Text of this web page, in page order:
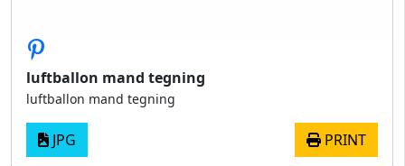
luftballon mand tegning
luftballon mand tegning
JPG PRINT